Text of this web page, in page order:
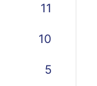
11
10
5